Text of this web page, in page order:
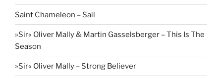
Saint Chameleon – Sail
»Sir« Oliver Mally & Martin Gasselsberger – This Is The
Season
»Sir« Oliver Mally – Strong Believer